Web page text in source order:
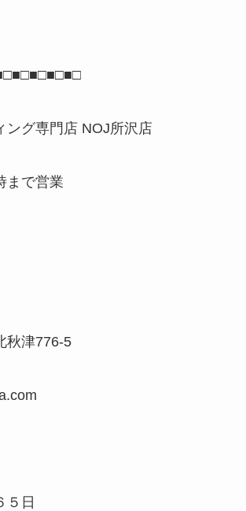
ング専門店 NOJ所沢店
まで営業
秋津776-5
５日